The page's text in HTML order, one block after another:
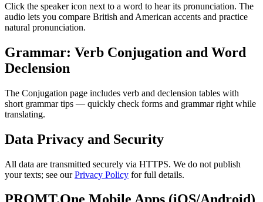
Click the speaker icon next to a word to hear its pronunciation. The
audio lets you compare British and American accents and practice
natural pronunciation.
Grammar: Verb Conjugation and Word
Declension
The Conjugation page includes verb and declension tables with
short grammar tips — quickly check forms and grammar right while
translating.
Data Privacy and Security
All data are transmitted securely via HTTPS. We do not publish
your texts; see ourPrivacy Policy for full details.